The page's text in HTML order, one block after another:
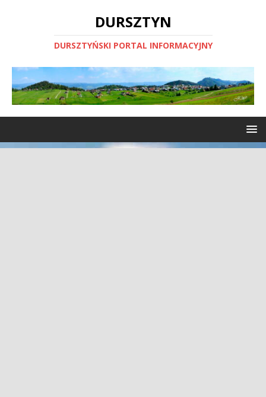
DURSZTYN
DURSZTYŃSKI PORTAL INFORMACYJNY